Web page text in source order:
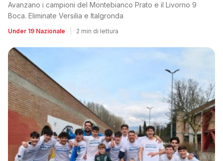
Avanzano i campioni del Montebianco Prato e il Livorno 9
Boca. Eliminate Versilia e Italgronda
Under 19 Nazionale 2 min di lettura